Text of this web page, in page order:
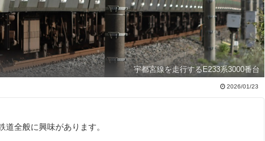
宇都宮線を走行するE233系3000番台
2026/01/23
全般に興味があります。